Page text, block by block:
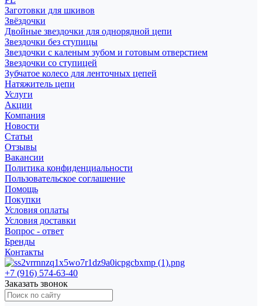
Заготовки для шкивов
Звёздочки
Двойные звездочки для однорядной цепи
Звездочки без ступицы
Звездочки с каленым зубом и готовым отверстием
Звездочки со ступицей
Зубчатое колесо для ленточных цепей
Натяжитель цепи
Услуги
Акции
Компания
Новости
Статьи
Отзывы
Вакансии
Политика конфиденциальности
Пользовательское соглашение
Помощь
Покупки
Условия оплаты
Условия доставки
Вопрос - ответ
Бренды
Контакты
+7 (916) 574-63-40
Заказать звонок